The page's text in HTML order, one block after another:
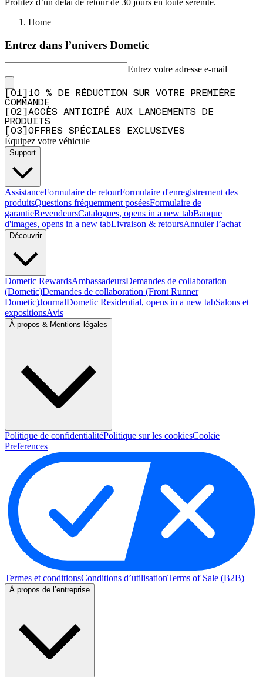
Home
Entrez dans l’univers Dometic
Entrez votre adresse e-mail
01
10 % DE RÉDUCTION SUR VOTRE PREMIÈRE
COMMANDE
02
ACCÈS ANTICIPÉ AUX LANCEMENTS DE
PRODUITS
03 OFFRES SPÉCIALES EXCLUSIVES
Équipez votre véhicule
Support
AssistanceFormulaire de retourFormulaire d'enregistrement des
produitsQuestions fréquemment poséesFormulaire de
garantieRevendeursCatalogues, opens in a new tabBanque
d'images, opens in a new tabLivraison & retoursAnnuler l’achat
Découvrir
Dometic RewardsAmbassadeursDemandes de collaboration
(Dometic)Demandes de collaboration (Front Runner
Dometic)JournalDometic Residential, opens in a new tabSalons et
expositionsAvis
À propos & Mentions légales
Politique de confidentialitéPolitique sur les cookiesCookie
Preferences
Termes et conditionsConditions d’utilisationTerms of Sale (B2B)
À propos de l’entreprise